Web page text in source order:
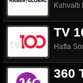
TV
Hafta
360